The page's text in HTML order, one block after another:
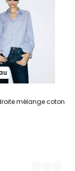
mélange coton